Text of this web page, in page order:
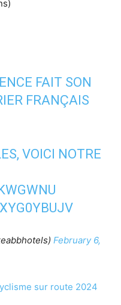
FAIT SON
FRANÇAIS
VOICI NOTRE
February 6,
sur route 2024